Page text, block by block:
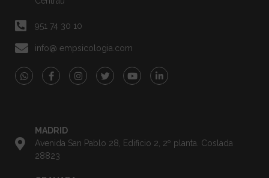
951 74 30 10
info@ empsicologia.com
MADRID
Avenida San Pablo 28, Edificio 2, 2º planta. Coslada
28823